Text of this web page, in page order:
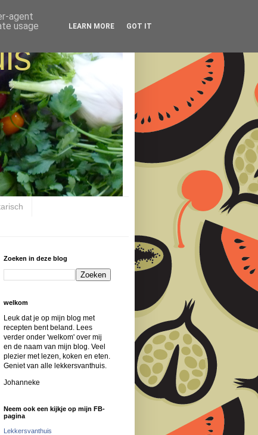
Zoeken in deze blog
welkom
Leuk dat je op mijn blog met
recepten bent beland. Lees
verder onder 'welkom' over mij
en de naam van mijn blog. Veel
plezier met lezen, koken en eten.
Geniet van alle lekkersvanthuis.
Johanneke
Neem ook een kijkje op mijn FB-
pagina
Lekkersvanthuis
agent
usage
LEARN MORE GOT IT